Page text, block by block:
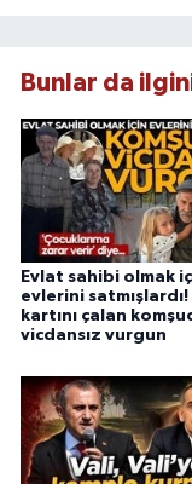
Bunlar da
Evlat sahibi olmak
evlerini satmışlardı!
kartını çalan
vicdansız vurgun